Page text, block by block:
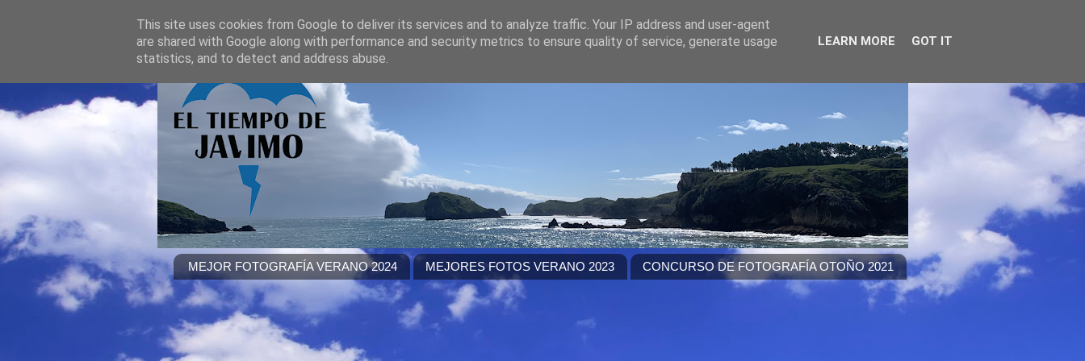
MEJOR FOTOGRAFÍA VERANO 2024 MEJORES FOTOS VERANO 2023 CONCURSO DE FOTOGRAFÍA OTOÑO 2021
This site uses cookies from Google to deliver its services and to analyze traffic. Your IP address and user-agent
are shared with Google along with performance and security metrics to ensure quality of service, generate usage
statistics, and to detect and address abuse.
LEARN MORE GOT IT